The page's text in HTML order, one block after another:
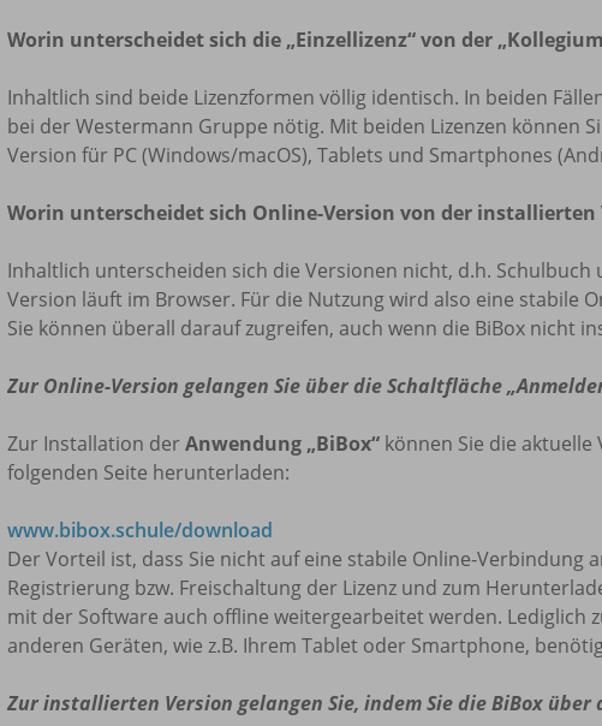
Worin unterscheidet sich die „Einzellizenz“ von der
Inhaltlich sind beide Lizenzformen völlig identisch. In beiden
bei der Westermann Gruppe nötig. Mit beiden Lizenzen können
Version für PC (Windows/macOS), Tablets und Smartphones
Worin unterscheidet sich Online-Version von der installierten
Inhaltlich unterscheiden sich die Versionen nicht, d.h.
Version läuft im Browser. Für die Nutzung wird also eine stabile
Sie können überall darauf zugreifen, auch wenn die BiBox nicht
Zur Online-Version gelangen Sie über die Schaltfläche
Zur Installation der Anwendung „BiBox“ können Sie die
folgenden Seite herunterladen:
www.bibox.schule/download
Der Vorteil ist, dass Sie nicht auf eine stabile Online-Verbindung
Registrierung bzw. Freischaltung der Lizenz und zum
mit der Software auch offline weitergearbeitet werden. Lediglich
anderen Geräten, wie z.B. Ihrem Tablet oder Smartphone,
Zur installierten Version gelangen Sie, indem Sie die BiBox über